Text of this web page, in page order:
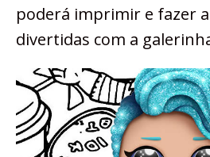
poderá imprimir e fazer
divertidas com a